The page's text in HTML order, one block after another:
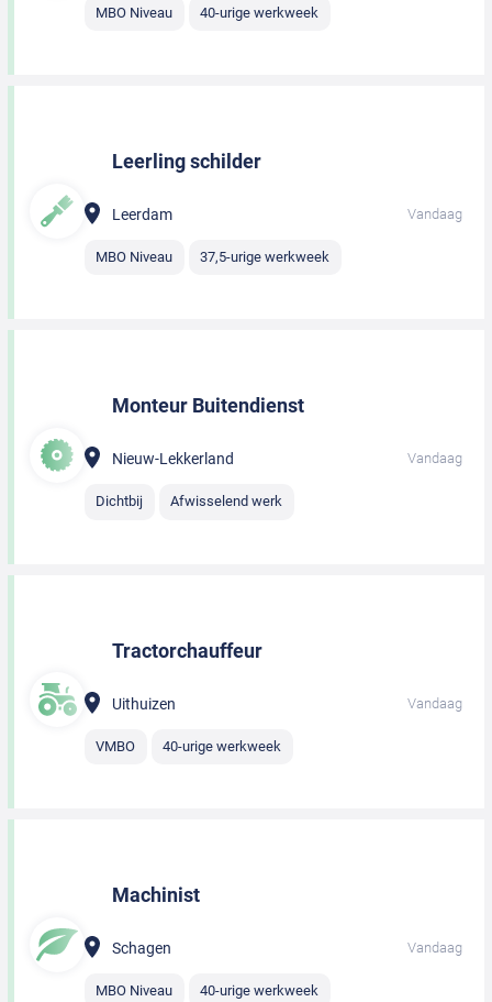
MBO Niveau 40-urige werkweek
Leerling schilder
Leerdam Vandaag
MBO Niveau 37,5-urige werkweek
Monteur Buitendienst
Nieuw-Lekkerland Vandaag
Dichtbij Afwisselend werk
Tractorchauffeur
Uithuizen Vandaag
VMBO 40-urige werkweek
Machinist
Schagen Vandaag
MBO Niveau 40-urige werkweek